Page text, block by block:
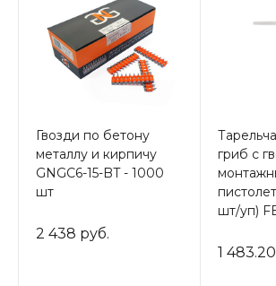
Гвозди по бетону
металлу и кирпичу
GNGC6-15-BT - 1000
шт
2 438 руб.
гриб с
шт/уп)
1